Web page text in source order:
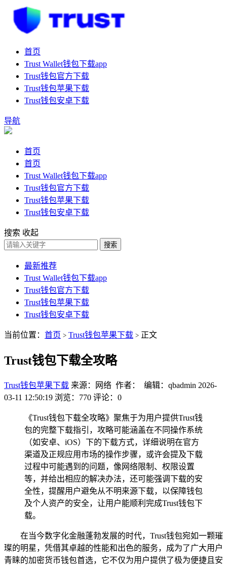
首页
Trust Wallet钱包下载app
Trust钱包官方下载
Trust钱包苹果下载
Trust钱包安卓下载
导航
首页
首页
Trust Wallet钱包下载app
Trust钱包官方下载
Trust钱包苹果下载
Trust钱包安卓下载
搜索 收起
搜索
最新推荐
Trust Wallet钱包下载app
Trust钱包官方下载
Trust钱包苹果下载
Trust钱包安卓下载
当前位置： 首页 > Trust钱包苹果下载 > 正文
Trust钱包下载全攻略
Trust钱包苹果下载 来源：网络 作者： 编辑：qbadmin 2026-
03-11 12:50:19 浏览：770 评论：0
《Trust钱包下载全攻略》聚焦于为用户提供Trust钱
包的完整下载指引，攻略可能涵盖在不同操作系统
（如安卓、iOS）下的下载方式，详细说明在官方
渠道及正规应用市场的操作步骤，或许会提及下载
过程中可能遇到的问题，像网络限制、权限设置
等，并给出相应的解决办法，还可能强调下载的安
全性，提醒用户避免从不明来源下载，以保障钱包
及个人资产的安全，让用户能顺利完成Trust钱包下
载。
在当今数字化金融蓬勃发展的时代，Trust钱包宛如一颗璀
璨的明星，凭借其卓越的性能和出色的服务，成为了广大用户
青睐的加密货币钱包首选，它不仅为用户提供了极为便捷且安